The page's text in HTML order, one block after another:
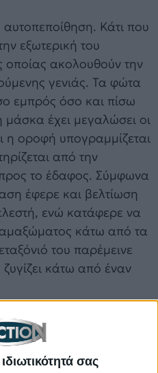
σας
Κάτι που
εξωτερική του
οποίας ακολουθούν την
γενιάς. Τα φώτα
εμπρός όσο και πίσω
μάσκα έχει μεγαλώσει οι
η οροφή υπογραμμίζεται
από την
το έδαφος. Σύμφωνα
έφερε και βελτίωση
ενώ κατάφερε να
αμαξώματος κάτω από τα
του παρέμεινε
κάτω από έναν
αντιλαμβάνεσαι αμέσως
Πλέον το ταμπλό είναι
ενώ τα υλικά του είναι